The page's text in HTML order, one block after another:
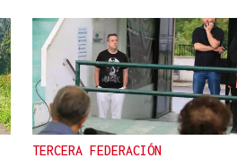
TERCERA FEDERACIÓN